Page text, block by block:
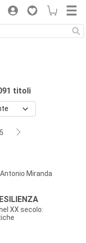
titoli
5
Miranda
XX secolo: